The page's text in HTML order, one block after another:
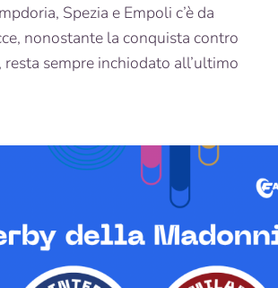
Spezia e Empoli c’è da
nonostante la conquista contro
resta sempre inchiodato all’ultimo